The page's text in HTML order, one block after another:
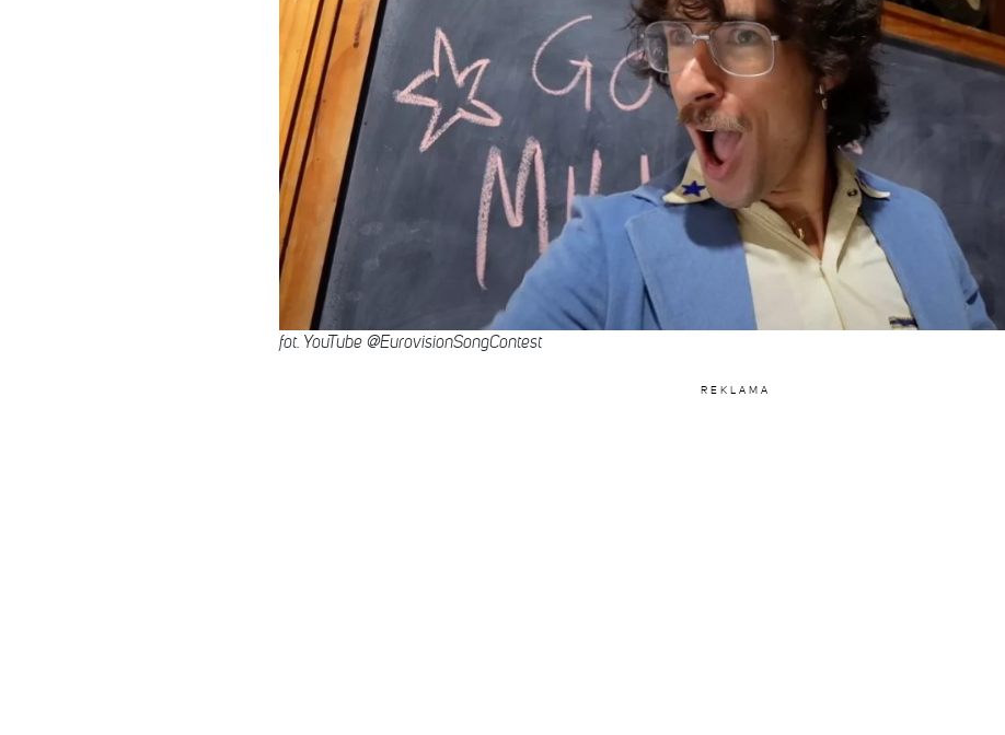
fot. YouTube @EurovisionSongContest
REKLAMA